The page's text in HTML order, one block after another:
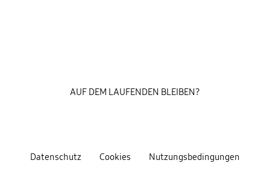
Datenschutz Cookies Nutzungsbedingungen
AUF DEM LAUFENDEN BLEIBEN?